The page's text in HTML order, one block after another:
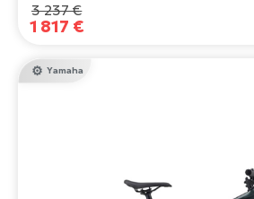
3 237 €
1 817 €
Yamaha